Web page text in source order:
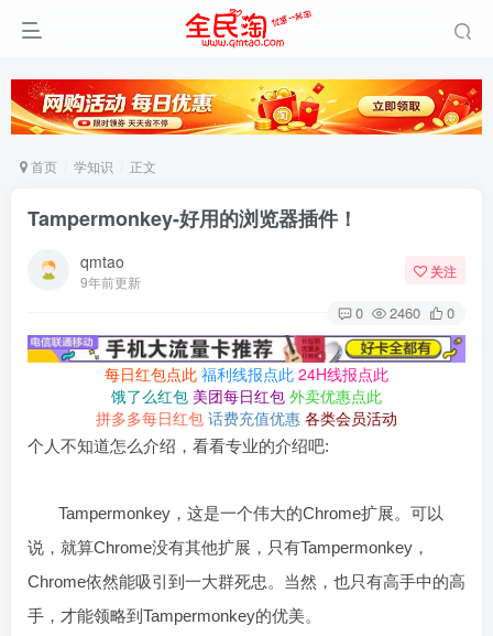
首页 学知识 正文
Tampermonkey-好用的浏览器插件！
qmtao
9年前更新
关注
0 2460 0
每日红包点此 福利线报点此 24H线报点此
饿了么红包 美团每日红包 外卖优惠点此
拼多多每日红包 话费充值优惠 各类会员活动
个人不知道怎么介绍，看看专业的介绍吧:
Tampermonkey，这是一个伟大的Chrome扩展。可以
说，就算Chrome没有其他扩展，只有Tampermonkey，
Chrome依然能吸引到一大群死忠。当然，也只有高手中的高
手，才能领略到Tampermonkey的优美。